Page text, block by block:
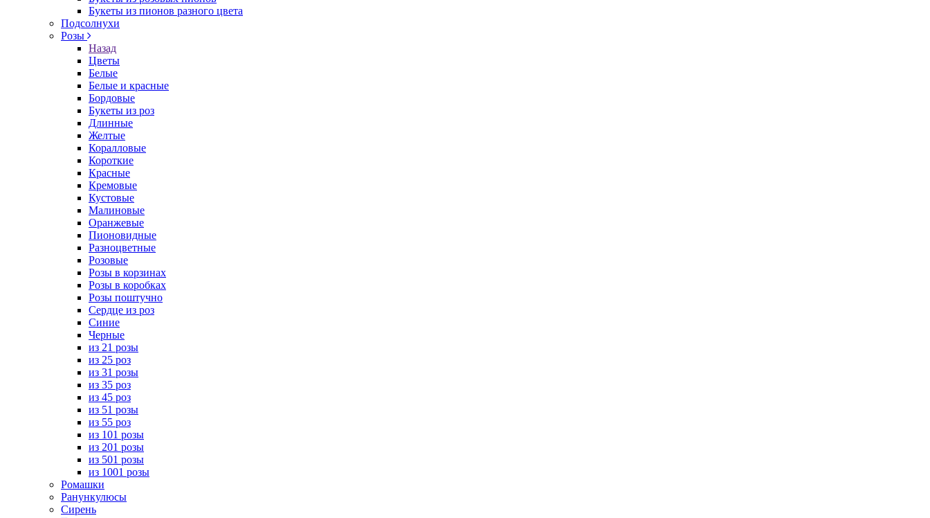
Букеты из пионов разного цвета
Подсолнухи
Розы
Назад
Цветы
Белые
Белые и красные
Бордовые
Букеты из роз
Длинные
Желтые
Коралловые
Короткие
Красные
Кремовые
Кустовые
Малиновые
Оранжевые
Пионовидные
Разноцветные
Розовые
Розы в корзинах
Розы в коробках
Розы поштучно
Сердце из роз
Синие
Черные
из 21 розы
из 25 роз
из 31 розы
из 35 роз
из 45 роз
из 51 розы
из 55 роз
из 101 розы
из 201 розы
из 501 розы
из 1001 розы
Ромашки
Ранункулюсы
Сирень